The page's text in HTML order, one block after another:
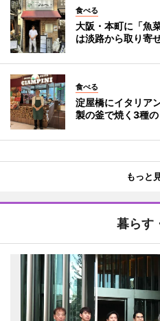
食べる
大阪・本町に「魚
は淡路から取り寄
食べる
淀屋橋にイタリア
製の釜で焼く3種
もっと
暮らす